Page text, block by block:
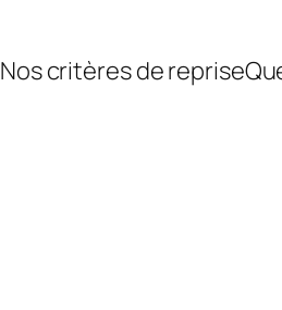
Nos critères de reprise